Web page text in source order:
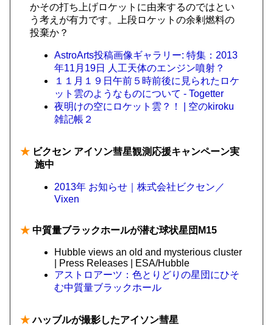
かその打ち上げロケットに由来するのではとい
う考えが有力です。上段ロケットの余剰燃料の
投棄か？
AstroArts投稿画像ギャラリー: 特集：2013
年11月19日 人工天体のエンジン噴射？
１１月１９日午前５時前後に見られたロケ
ット雲のようなものについて - Togetter
夜明けの空にロケット雲？！ | 空のkiroku
雑記帳２
★ ビクセン アイソン彗星観測応援キャンペーン実
施中
2013年 お知らせ｜株式会社ビクセン／
Vixen
★ 中質量ブラックホールが潜む球状星団M15
Hubble views an old and mysterious cluster
| Press Releases | ESA/Hubble
アストロアーツ：色とりどりの星団にひそ
む中質量ブラックホール
★ハッブルが撮影したアイソン彗星